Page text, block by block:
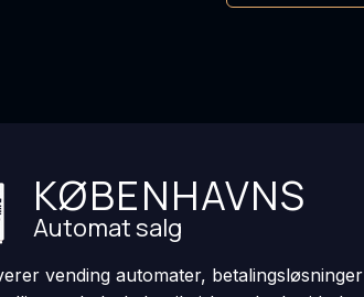
KØBENHAVNS
Automat salg
vending automater, betalingsløsninger